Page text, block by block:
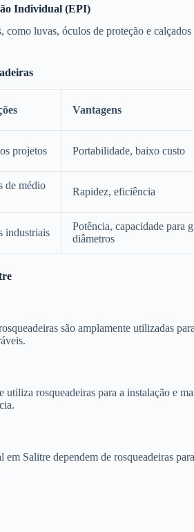
Individual (EPI)
luvas, óculos de proteção e
Vantagens
projetos Portabilidade, baixo custo
de médio
Rapidez, eficiência
industriais
Potência, capacidade para
diâmetros
são amplamente utilizadas
rosqueadeiras para a instalação e
Salitre dependem de rosqueadeiras